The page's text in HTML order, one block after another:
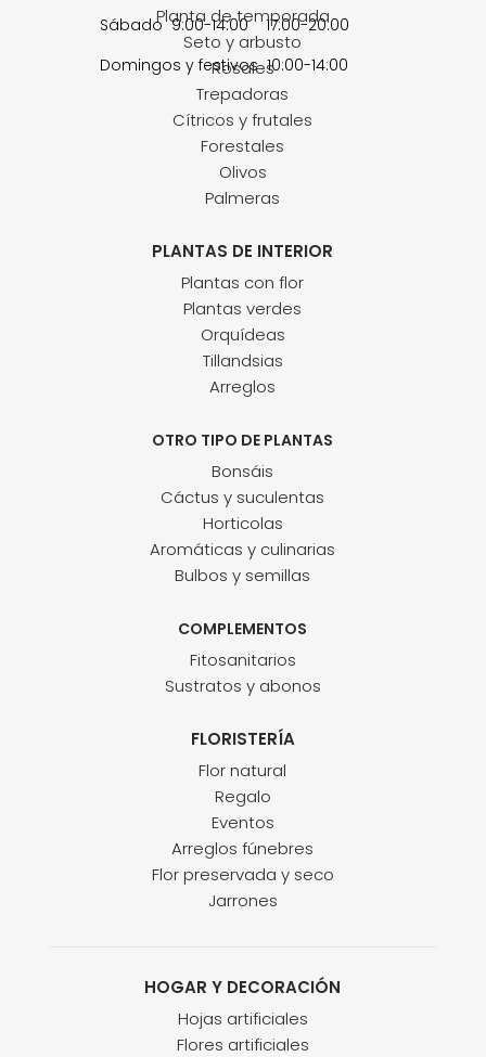
Sábado 9:00-14:00 17:00-20:00
Domingos y festivos 10:00-14:00
Planta de temporada
Seto y arbusto
Rosales
Trepadoras
Cítricos y frutales
Forestales
Olivos
Palmeras
PLANTAS DE INTERIOR
Plantas con flor
Plantas verdes
Orquídeas
Tillandsias
Arreglos
OTRO TIPO DE PLANTAS
Bonsáis
Cáctus y suculentas
Horticolas
Aromáticas y culinarias
Bulbos y semillas
COMPLEMENTOS
Fitosanitarios
Sustratos y abonos
FLORISTERÍA
Flor natural
Regalo
Eventos
Arreglos fúnebres
Flor preservada y seco
Jarrones
HOGAR Y DECORACIÓN
Hojas artificiales
Flores artificiales